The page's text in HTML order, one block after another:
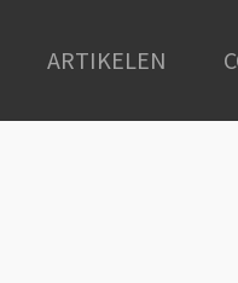
ARTIKELEN